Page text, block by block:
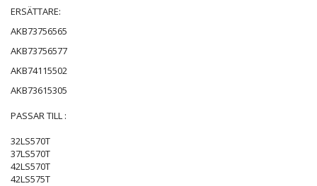
ERSÄTTARE:
AKB73756565
AKB73756577
AKB74115502
AKB73615305
PASSAR TILL :
32LS570T
37LS570T
42LS570T
42LS575T